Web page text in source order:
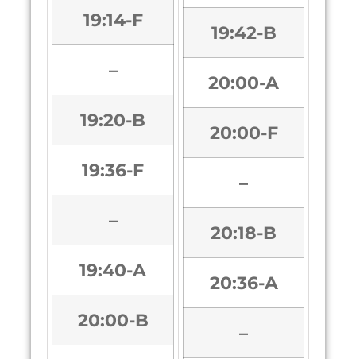
19:14-F
–
19:20-B
19:36-F
–
19:40-A
20:00-B
19:42-B
20:00-A
20:00-F
–
20:18-B
20:36-A
–